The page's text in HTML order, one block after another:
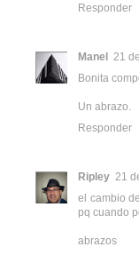
Responder
Manel 21
Bonita
Un abrazo.
Responder
Ripley 21
el cambio
pq cuando
abrazos